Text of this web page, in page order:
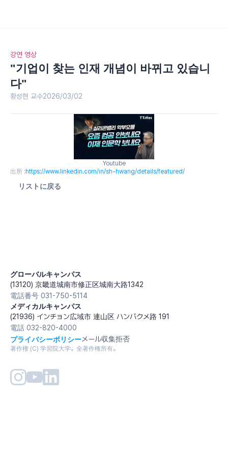
강연 영상
"기업이 찾는 인재 개념이 바뀌고 있습니
다"
황성현 교수2026/03/02
Youtube
出所 : https://www.linkedin.com/in/sh-hwang/details/featured/
リストに戻る
グローバルキャンパス
(13120) 京畿道城南市修正区城南大路1342
電話番号 031-750-5114
メディカルキャンパス
(21936) インチョン広域市 連山区 ハンバクメ路 191
電話 032-820-4000
プライバシーポリシーメール収集拒否
著作権 (C) 学習院大学。全著作権所有。